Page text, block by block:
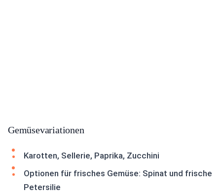
Gemüsevariationen
Karotten, Sellerie, Paprika, Zucchini
Optionen für frisches Gemüse: Spinat und frische
Petersilie